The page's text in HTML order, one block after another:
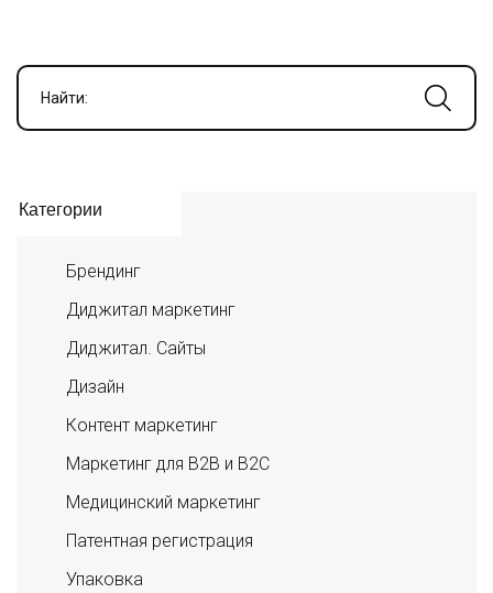
Найти:
Категории
Брендинг
Диджитал маркетинг
Диджитал. Сайты
Дизайн
Контент маркетинг
Маркетинг для B2B и B2C
Медицинский маркетинг
Патентная регистрация
Упаковка